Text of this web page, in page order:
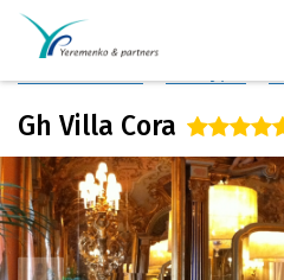
Италия
Gh Villa Cora